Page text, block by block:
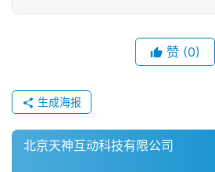
7
3
赞 (0)
生成海报
北京天神互动科技有限公司